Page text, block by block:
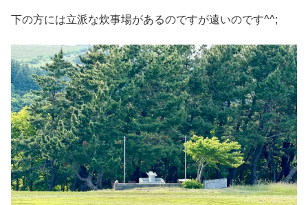
下の方には立派な炊事場があるのですが遠いのです^^;